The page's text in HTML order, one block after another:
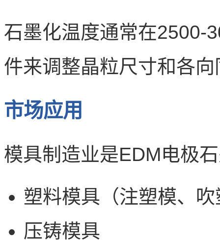
石墨化温度通常在2500-
件来调整晶粒尺寸和各向
市场应用
模具制造业是EDM电极
塑料模具（注塑模、
压铸模具